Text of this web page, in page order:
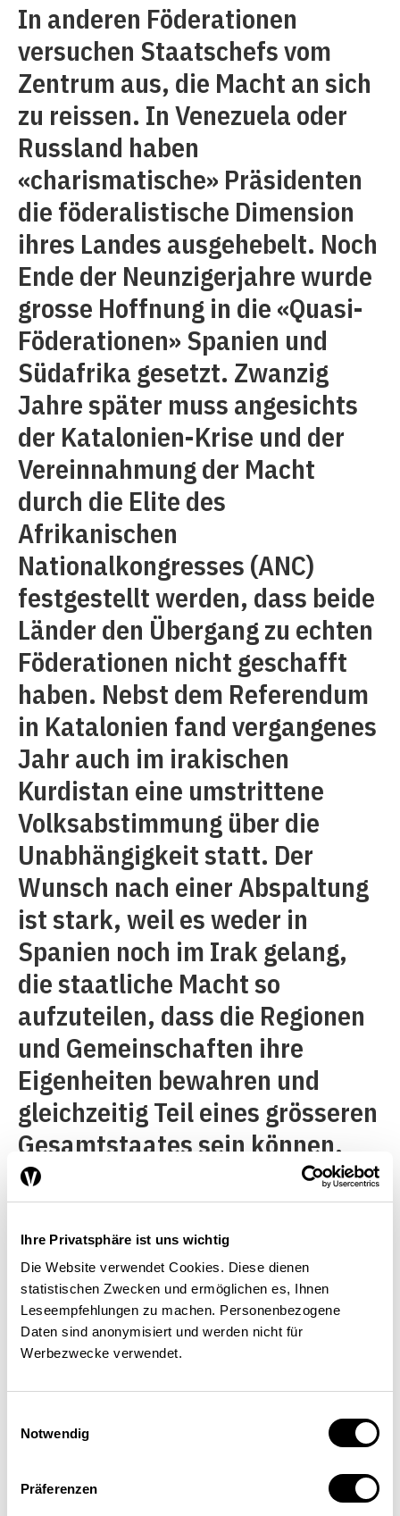
Ihre Privatsphäre ist uns wichtig
Die Website verwendet Cookies. Diese dienen
statistischen Zwecken und ermöglichen es, Ihnen
Leseempfehlungen zu machen. Personenbezogene
Daten sind anonymisiert und werden nicht für
Werbezwecke verwendet.
Notwendig
Präferenzen
In anderen Föderationen
versuchen Staatschefs vom
Zentrum aus, die Macht an sich
zu reissen. In Venezuela oder
Russland haben
«charismatische» Präsidenten
die föderalistische Dimension
ihres Landes ausgehebelt. Noch
Ende der Neunzigerjahre wurde
grosse Hoffnung in die «Quasi-
Föderationen» Spanien und
Südafrika gesetzt. Zwanzig
Jahre später muss angesichts
der Katalonien-Krise und der
Vereinnahmung der Macht
durch die Elite des
Afrikanischen
Nationalkongresses (ANC)
festgestellt werden, dass beide
Länder den Übergang zu echten
Föderationen nicht geschafft
haben. Nebst dem Referendum
in Katalonien fand vergangenes
Jahr auch im irakischen
Kurdistan eine umstrittene
Volksabstimmung über die
Unabhängigkeit statt. Der
Wunsch nach einer Abspaltung
ist stark, weil es weder in
Spanien noch im Irak gelang,
die staatliche Macht so
aufzuteilen, dass die Regionen
und Gemeinschaften ihre
Eigenheiten bewahren und
gleichzeitig Teil eines grösseren
Gesamtstaates sein können.
Seit Menschengedenken
werden Minderheiten verfolgt:
In der Türkei gelten Kurden
sogar als «Terroristen».
Die Weigerung, jegliche
Souveränität abzugeben,
bremst auch den europäischen
Aufbauprozess. Die
amerikanischen Staaten oder
die Schweizer Kantone hatten